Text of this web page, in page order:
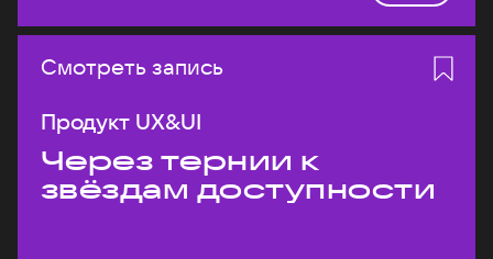
Смотреть запись
Продукт UX&UI
Через тернии к
звёздам доступности